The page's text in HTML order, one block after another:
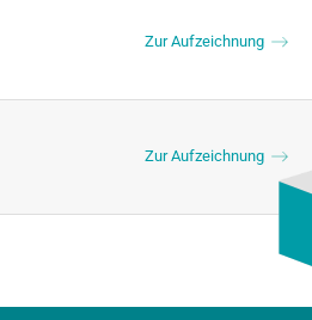
Zur Aufzeichnung
Zur Aufzeichnung